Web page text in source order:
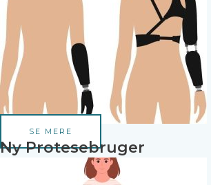
SE MERE
Ny Protesebruger